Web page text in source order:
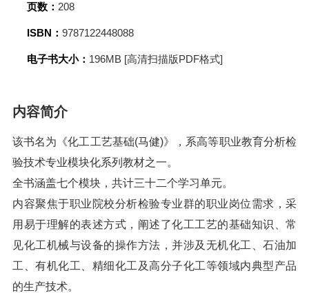
页数： 208
ISBN： 9787122448088
电子书大小： 196MB [高清扫描版PDF格式]
内容简介
该书名为《化工工艺基础(马健)》，系高等职业教育分析检
验技术专业模块化系列教材之一。
全书涵盖七个模块，共计三十二个学习单元。
内容聚焦于职业院校分析检验专业群的职业岗位需求，采
用易于理解的表述方式，阐述了化工工艺的基础知识、常
见化工机械与设备的操作方法，并涉及无机化工、石油加
工、有机化工、精细化工及高分子化工等领域内典型产品
的生产技术。